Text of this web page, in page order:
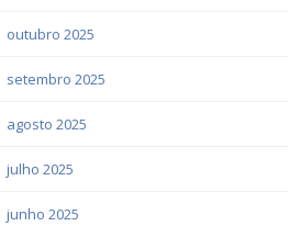
outubro 2025
setembro 2025
agosto 2025
julho 2025
junho 2025